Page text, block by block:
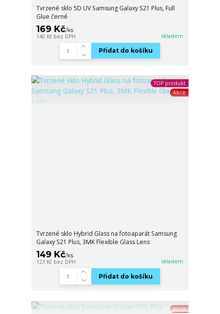
Tvrzené sklo 5D UV Samsung Galaxy S21 Plus, Full
Glue černé
169 Kč/ks
140 Kč bez DPH skladem
Přidat do košíku
TOP produkt
Akce
Tvrzené sklo Hybrid Glass na fotoaparát Samsung
Galaxy S21 Plus, 3MK Flexible Glass Lens
149 Kč/ks
123 Kč bez DPH skladem
Přidat do košíku
Akce